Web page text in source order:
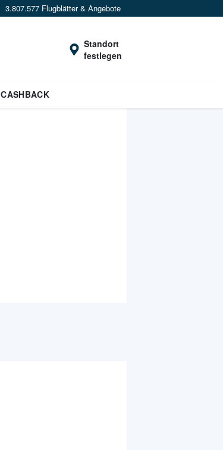
3.807.577 Flugblätter & Angebote
Standort
festlegen
CASHBACK